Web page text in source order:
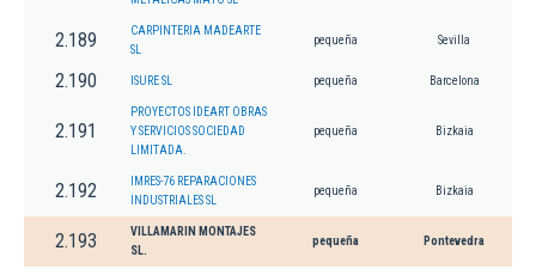
2.189
CARPINTERIA MADEARTE
SL
pequeña Sevilla
2.190 ISURE SL pequeña Barcelona
2.191
PROYECTOS IDEART OBRAS
Y SERVICIOS SOCIEDAD
LIMITADA.
pequeña Bizkaia
2.192
IMRES-76 REPARACIONES
INDUSTRIALES SL
pequeña Bizkaia
2.193
VILLAMARIN MONTAJES
SL.
pequeña Pontevedra